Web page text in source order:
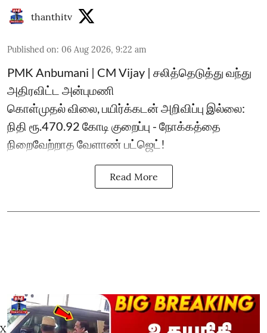
thanthitv
Published on: 06 Aug 2026, 9:22 am
PMK Anbumani | CM Vijay | சலித்தெடுத்து வந்து
அதிரவிட்ட அன்புமணி
கொள்முதல் விலை, பயிர்க்கடன் அறிவிப்பு இல்லை:
நிதி ரூ.470.92 கோடி குறைப்பு - நோக்கத்தை
நிறைவேற்றாத வேளாண் பட்ஜெட்!
Read More
X